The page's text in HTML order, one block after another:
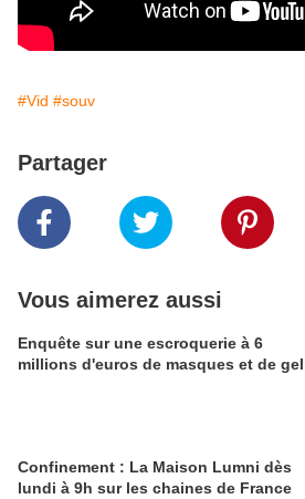
#Vid #souv
Partager
Vous aimerez aussi
Enquête sur une escroquerie à 6
millions d'euros de masques et de gel
Confinement : La Maison Lumni dès
lundi à 9h sur les chaines de France